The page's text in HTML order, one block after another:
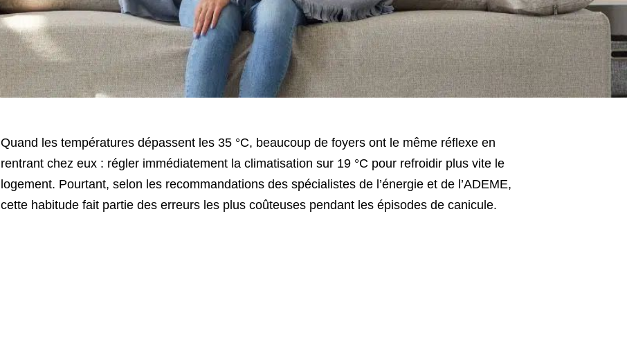
Quand les températures dépassent les 35 °C, beaucoup de foyers ont le même réflexe en
rentrant chez eux : régler immédiatement la climatisation sur 19 °C pour refroidir plus vite le
logement. Pourtant, selon les recommandations des spécialistes de l’énergie et de l’ADEME,
cette habitude fait partie des erreurs les plus coûteuses pendant les épisodes de canicule.